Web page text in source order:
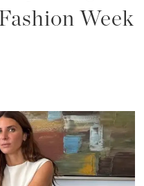
Fashion Week